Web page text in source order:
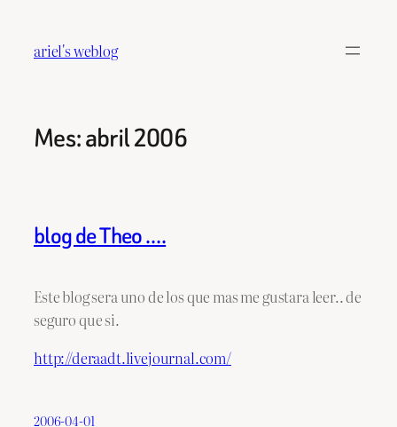
contenido
ariel's weblog
Mes:abril 2006
blog de Theo ….
Este blog sera uno de los que mas me gustara leer.. de
seguro que si.
http://deraadt.livejournal.com/
2006-04-01